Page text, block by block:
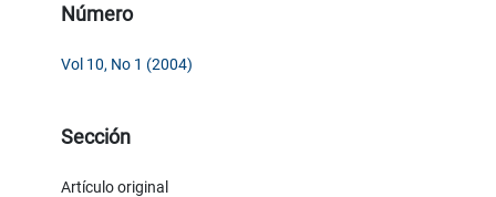
Número
Vol 10, No 1 (2004)
Sección
Artículo original